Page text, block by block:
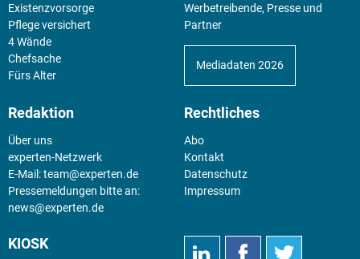
Existenz­vorsorge
Pflege versichert
4 Wände
Chefsache
Fürs Alter
Werbetreibende, Presse und
Partner
Mediadaten 2026
Redaktion
Über uns
experten-Netzwerk
E-Mail:team@experten.de
Pressemeldungen bitte an:
news@experten.de
Rechtliches
Abo
Kontakt
Datenschutz
Impressum
KIOSK